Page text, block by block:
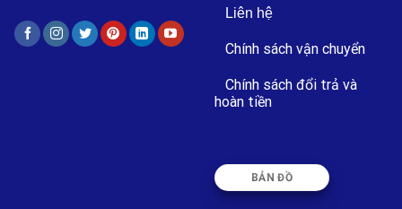
Liên hệ
Chính sách vận chuyển
Chính sách đổi trả và
hoàn tiền
BẢN ĐỒ